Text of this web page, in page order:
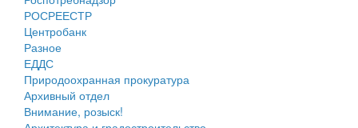
Городское поселение
Сельские поселения
РОСРЕЕСТР
Центробанк
Разное
ЕДДС
Природоохранная прокуратура
Архивный отдел
Внимание, розыск!